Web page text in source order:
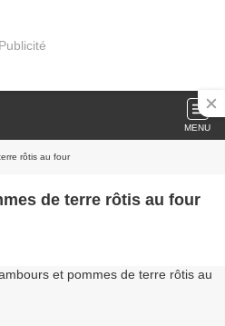
Publicité
MENU
rôtis au four
de terre rôtis au four